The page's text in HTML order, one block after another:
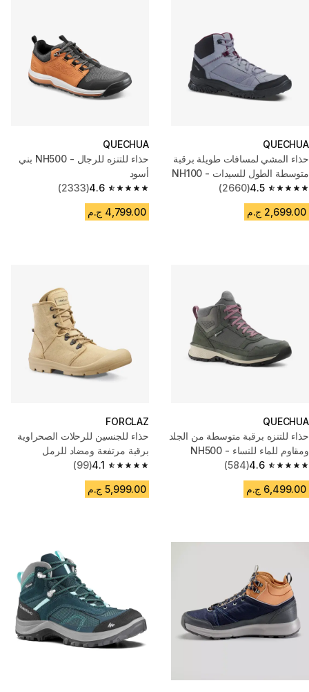
QUECHUA
حذاء المشي لمسافات طويلة برقبة
متوسطة الطول للسيدات - NH100
رمادي
4.5
4.5 out of 5 stars from 2660 reviews
(2660)
2,699.00 ج.م
QUECHUA
حذاء للتنزه للرجال - NH500 بني
أسود
4.6
4.6 out of 5 stars from 2333 reviews
(2333)
4,799.00 ج.م
QUECHUA
حذاء للتنزه برقبة متوسطة من الجلد
ومقاوم للماء للنساء - NH500
4.6
4.6 out of 5 stars from 584 reviews
(584)
6,499.00 ج.م
FORCLAZ
حذاء للجنسين للرحلات الصحراوية
برقبة مرتفعة ومضاد للرمل
4.1
4.1 out of 5 stars from 99 reviews
(99)
5,999.00 ج.م